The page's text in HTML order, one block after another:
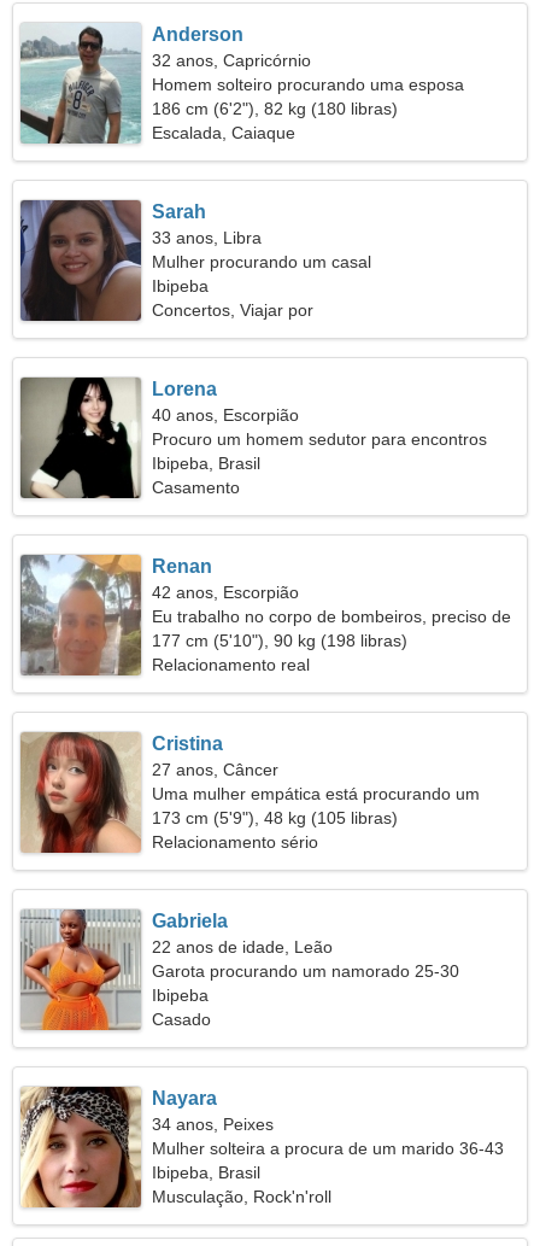
Anderson
32 anos, Capricórnio
Homem solteiro procurando uma esposa
186 cm (6'2"), 82 kg (180 libras)
Escalada, Caiaque
Sarah
33 anos, Libra
Mulher procurando um casal
Ibipeba
Concertos, Viajar por
Lorena
40 anos, Escorpião
Procuro um homem sedutor para encontros
Ibipeba, Brasil
Casamento
Renan
42 anos, Escorpião
Eu trabalho no corpo de bombeiros, preciso de
uma mulher gentil
177 cm (5'10"), 90 kg (198 libras)
Relacionamento real
Cristina
27 anos, Câncer
Uma mulher empática está procurando um
relacionamento de longo prazo
173 cm (5'9"), 48 kg (105 libras)
Relacionamento sério
Gabriela
22 anos de idade, Leão
Garota procurando um namorado 25-30
Ibipeba
Casado
Nayara
34 anos, Peixes
Mulher solteira a procura de um marido 36-43
Ibipeba, Brasil
Musculação, Rock'n'roll